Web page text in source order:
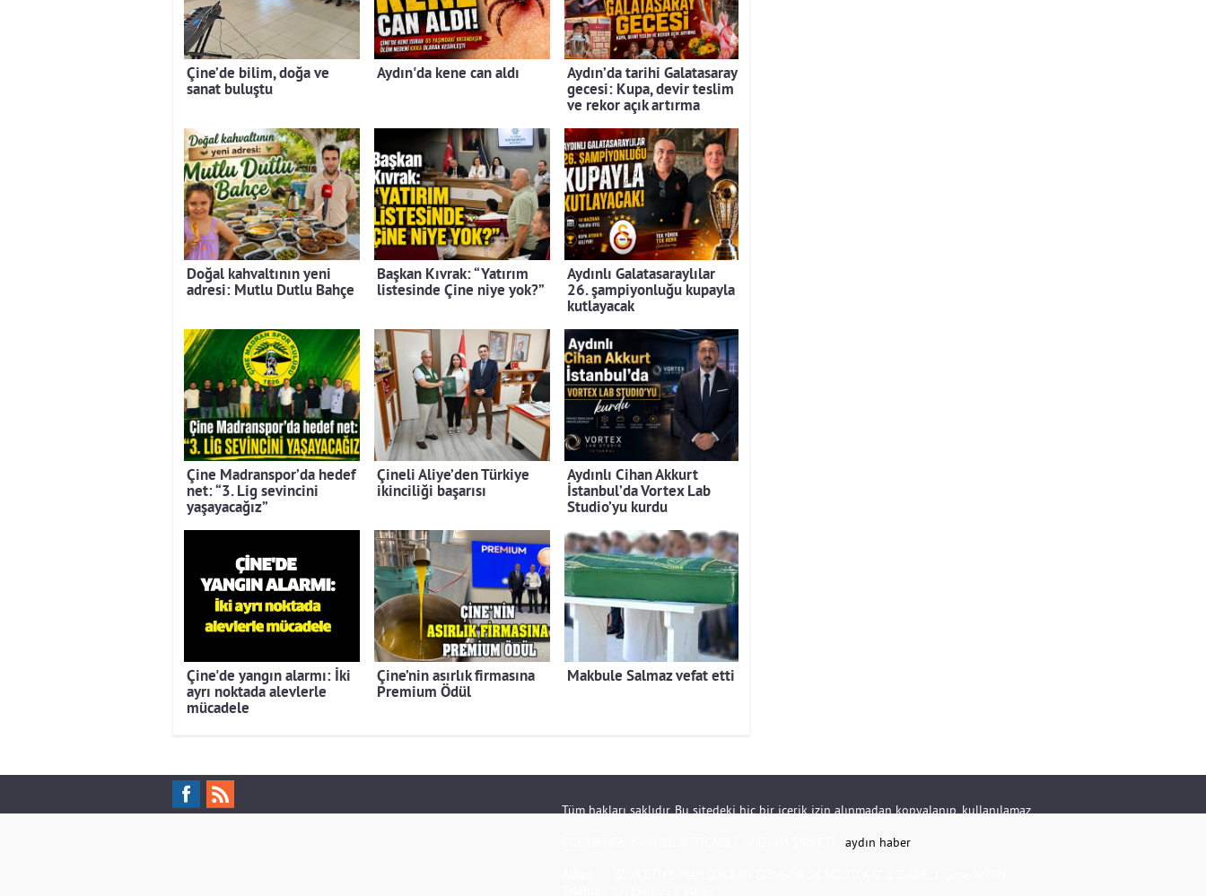
Çine’de bilim, doğa ve
sanat buluştu
Aydın'da kene can aldı
Aydın’da tarihi Galatasaray
gecesi: Kupa, devir teslim
ve rekor açık artırma
Doğal kahvaltının yeni
adresi: Mutlu Dutlu Bahçe
Başkan Kıvrak: “Yatırım
listesinde Çine niye yok?”
Aydınlı Galatasaraylılar
26. şampiyonluğu kupayla
kutlayacak
Çine Madranspor’da hedef
net: “3. Lig sevincini
yaşayacağız”
Çineli Aliye’den Türkiye
ikinciliği başarısı
Aydınlı Cihan Akkurt
İstanbul’da Vortex Lab
Studio’yu kurdu
Çine'de yangın alarmı: İki
ayrı noktada alevlerle
mücadele
Çine’nin asırlık firmasına
Premium Ödül
Makbule Salmaz vefat etti
Tüm hakları saklıdır. Bu sitedeki hiç bir içerik izin alınmadan kopyalanıp, kullanılamaz.
aydın haber